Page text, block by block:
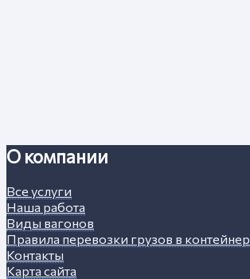
О компании
Все услуги
Наша работа
Виды вагонов
Правила перевозки грузов в
Контакты
Карта сайта